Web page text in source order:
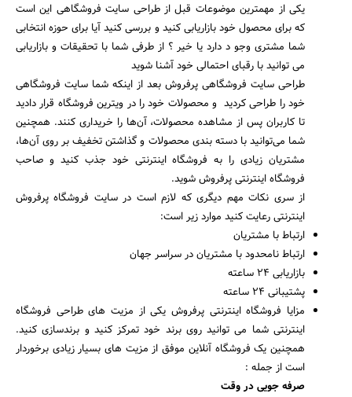
یکی از مهمترین موضوعات قبل از طراحی سایت فروشگاهی این است
که برای محصول خود بازاریابی کنید و بررسی کنید آیا برای حوزه انتخابی
شما مشتری وجو د دارد یا خیر ؟ از طرفی شما با تحقیقات و بازاریابی
می توانید با رقبای احتمالی خود آشنا شوید
طراحی سایت فروشگاهی پرفروش بعد از اینکه شما سایت فروشگاهی
خود را طراحی کردید و محصولات خود را در ویترین فروشگاه قرار دادید
تا کاربران پس از مشاهده محصولات، آن‌ها را خریداری کنند. همچنین
شما می‌توانید با دسته بندی محصولات و گذاشتن تخفیف بر روی آن‌ها،
مشتریان زیادی را به فروشگاه اینترنتی خود جذب کنید و صاحب
فروشگاه اینترنتی پرفروش شوید.
از سری نکات مهم دیگری که لازم است در سایت فروشگاه پرفروش
اینترنتی رعایت کنید موارد زیر است:
ارتباط با مشتریان
ارتباط نامحدود با مشتریان در سراسر جهان
بازاریابی 24 ساعته
پشتیبانی 24 ساعته
مزایا فروشگاه اینترنتی پرفروش یکی از مزیت های طراحی فروشگاه
اینترنتی شما می توانید روی برند خود تمرکز کنید و برندسازی کنید.
همچنین یک فروشگاه آنلاین موفق از مزیت های بسیار زیادی برخوردار
است از جمله :
صرفه جویی در وقت